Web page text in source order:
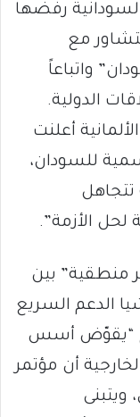
رفضها
مع
واتباعاً
الدولية.
أعلنت
للسودان،
الأزمة”.
منطقية” بين
الدعم السريع
“يقوّض أسس
أن مؤتمر
ويتبنى